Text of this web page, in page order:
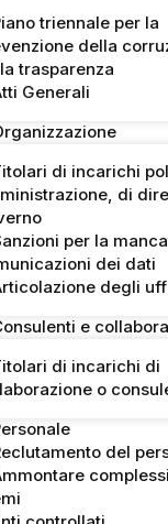
triennale per la
della
trasparenza
Generali
di incarichi
di
per la
dei dati
degli
e
di incarichi di
o
del
ANT e
uniti
“Agrumi
ANT…